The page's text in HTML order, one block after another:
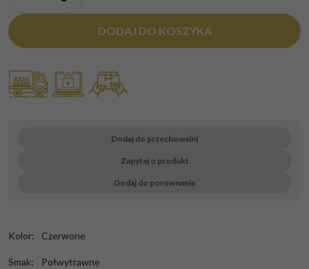
DODAJ DO KOSZYKA
Dodaj do przechowalni
Zapytaj o produkt
Dodaj do porównania
Kolor: Czerwone
Smak: Połwytrawne